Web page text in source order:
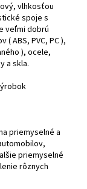
vlhkosťou
spoje s
veľmi dobrú
ABS, PVC, PC ),
), ocele,
a skla.
priemyselné a
priemyselné
rôznych